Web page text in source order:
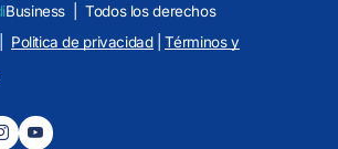
Business
| Todos los derechos
Politica de privacidad|Términos y